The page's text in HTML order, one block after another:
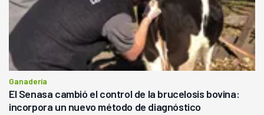
Ganadería
El Senasa cambió el control de la brucelosis bovina:
incorpora un nuevo método de diagnóstico